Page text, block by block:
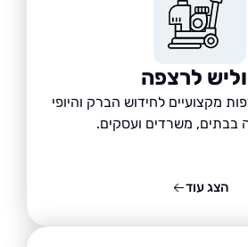
לחידוש הברק והיופי
ועסקים.